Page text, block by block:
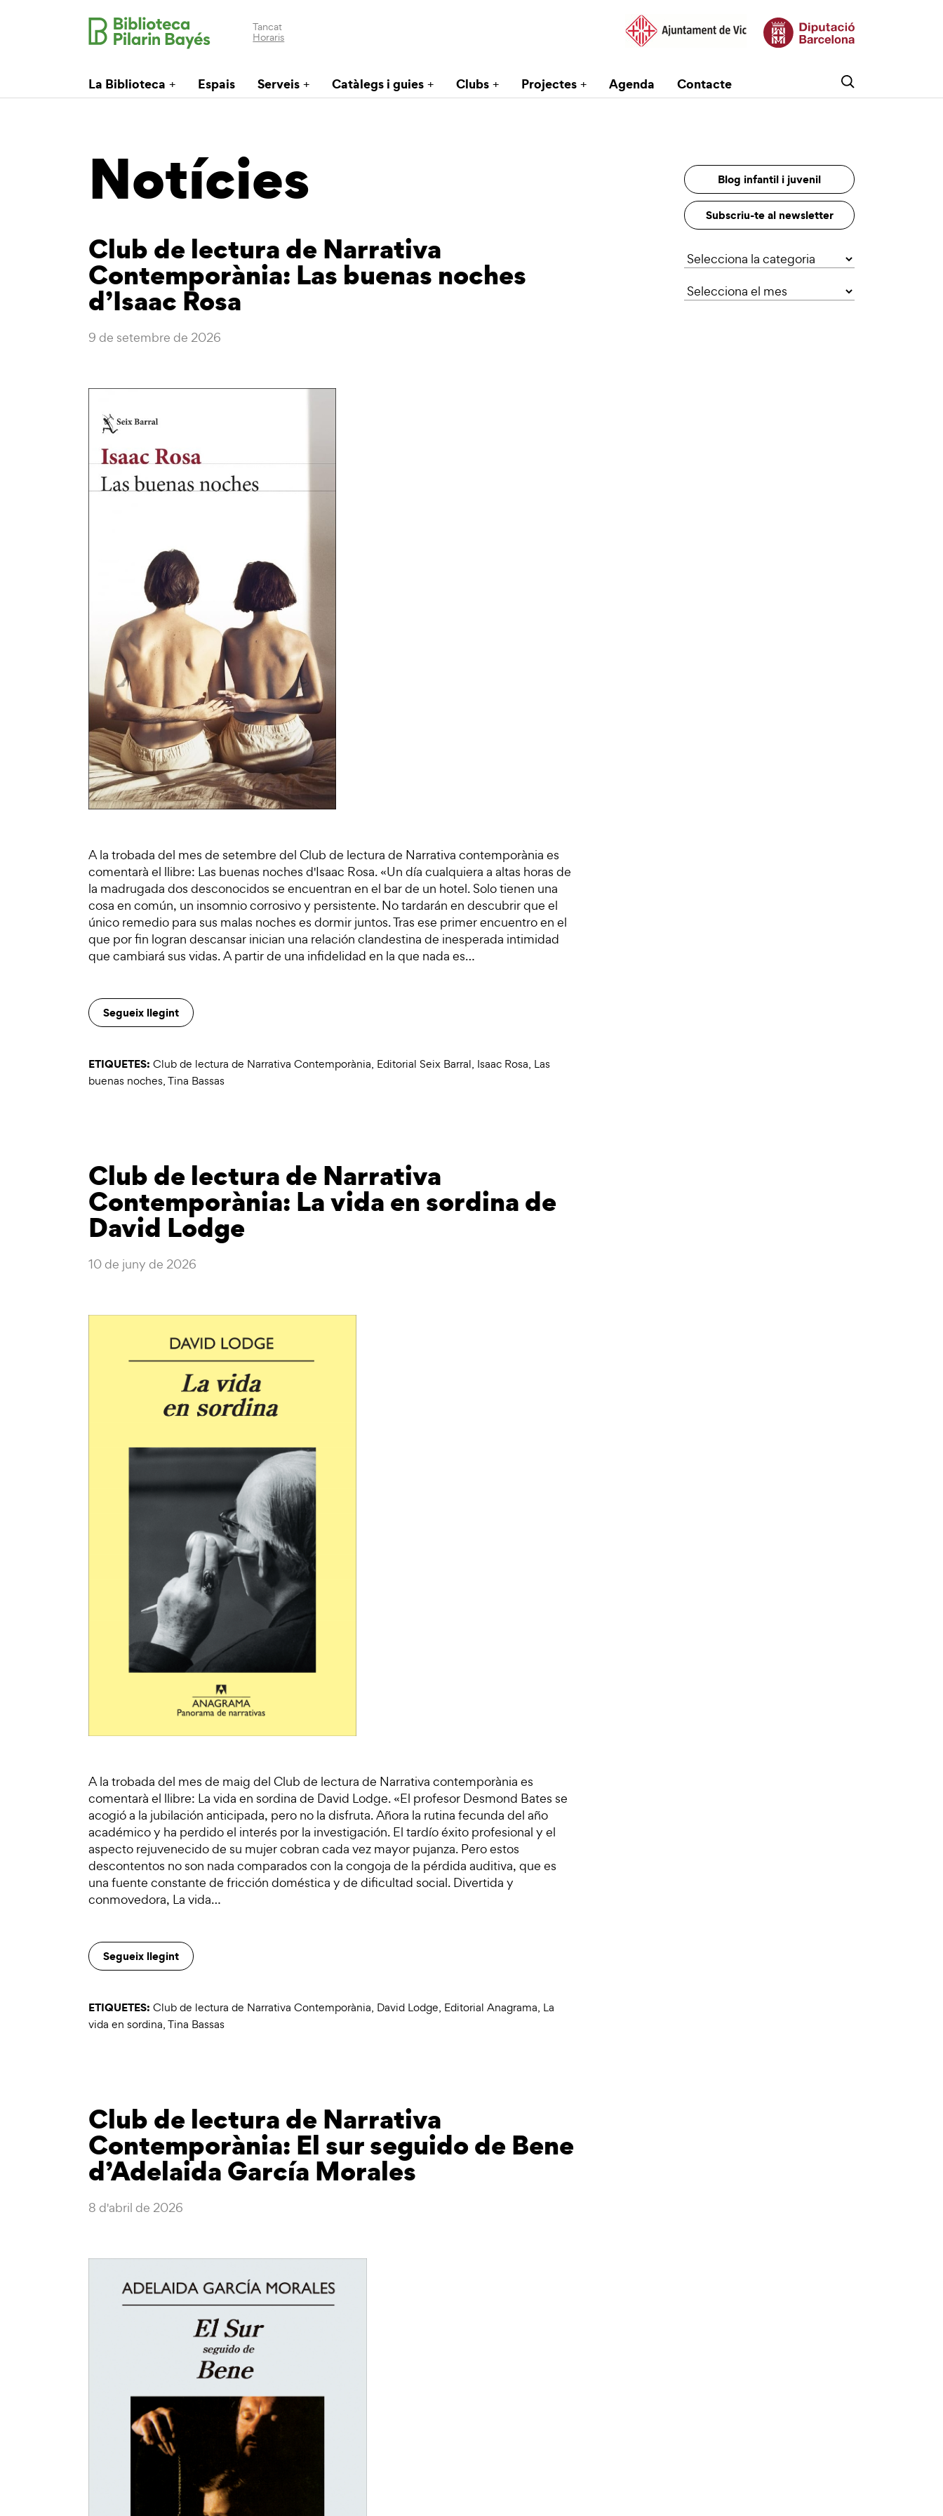
Tancat
Horaris
La Biblioteca Espais Serveis Catàlegs i guies Clubs Projectes Agenda Contacte
Notícies Blog infantil i juvenil
Subscriu-te al newsletter
Club de lectura de Narrativa
Contemporània: Las buenas noches
d’Isaac Rosa
9 de setembre de 2026
A la trobada del mes de setembre del Club de lectura de Narrativa contemporània es
comentarà el llibre: Las buenas noches d'Isaac Rosa. «Un día cualquiera a altas horas de
la madrugada dos desconocidos se encuentran en el bar de un hotel. Solo tienen una
cosa en común, un insomnio corrosivo y persistente. No tardarán en descubrir que el
único re­medio para sus malas noches es dormir juntos. Tras ese primer encuentro en el
que por fin logran descan­sar inician una relación clandestina de inesperada intimidad
que cambiará sus vidas. A partir de una infidelidad en la que nada es…
Segueix llegint
ETIQUETES: Club de lectura de Narrativa Contemporània, Editorial Seix Barral, Isaac Rosa, Las
buenas noches,Tina Bassas
Club de lectura de Narrativa
Contemporània: La vida en sordina de
David Lodge
10 de juny de 2026
A la trobada del mes de maig del Club de lectura de Narrativa contemporània es
comentarà el llibre: La vida en sordina de David Lodge. «El profesor Desmond Bates se
acogió a la jubilación anticipada, pero no la disfruta. Añora la rutina fecunda del año
académico y ha perdido el interés por la investigación. El tardío éxito profesional y el
aspecto rejuvenecido de su mujer cobran cada vez mayor pujanza. Pero estos
descontentos no son nada comparados con la congoja de la pérdida auditiva, que es
una fuente constante de fricción doméstica y de dificultad social. Divertida y
conmovedora, La vida…
Segueix llegint
ETIQUETES: Club de lectura de Narrativa Contemporània, David Lodge, Editorial Anagrama, La
vida en sordina,Tina Bassas
Club de lectura de Narrativa
Contemporània: El sur seguido de Bene
d’Adelaida García Morales
8 d'abril de 2026
Categories